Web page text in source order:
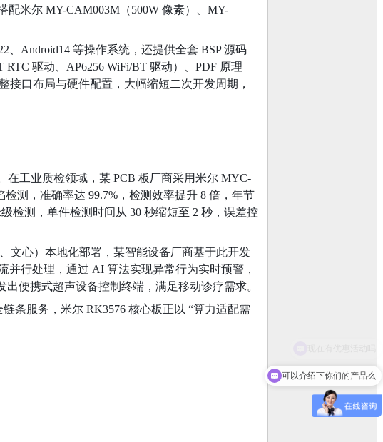
配米尔 MY-CAM003M（500W 像素）、MY-
、Android14 等操作系统，还提供全套 BSP 源码
RTC 驱动、AP6256 WiFi/BT 驱动）、PDF 原理
接口布局与硬件配置，大幅缩短二次开发周期，
在工业质检领域，某 PCB 板厂商采用米尔 MYC-
测，准确率达 99.7%，检测效率提升 8 倍，年节
检测，单件检测时间从 30 秒缩短至 2 秒，误差控
文心）本地化部署，某智能设备厂商基于此开发
行处理，通过 AI 算法实现异常行为实时预警，
便携式超声设备控制终端，满足移动诊疗需求。
条服务，米尔 RK3576 核心板正以 “算力适配需
可以介绍下你们的产品么